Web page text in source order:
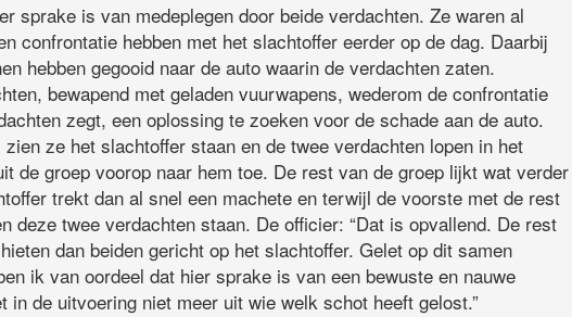
sprake is van medeplegen door beide verdachten. Ze waren al
confrontatie hebben met het slachtoffer eerder op de dag. Daarbij
hebben gegooid naar de auto waarin de verdachten zaten.
bewapend met geladen vuurwapens, wederom de confrontatie
zegt, een oplossing te zoeken voor de schade aan de auto.
ze het slachtoffer staan en de twee verdachten lopen in het
de groep voorop naar hem toe. De rest van de groep lijkt wat verder
trekt dan al snel een machete en terwijl de voorste met de rest
deze twee verdachten staan. De officier: “Dat is opvallend. De rest
dan beiden gericht op het slachtoffer. Gelet op dit samen
ik van oordeel dat hier sprake is van een bewuste en nauwe
in de uitvoering niet meer uit wie welk schot heeft gelost.”